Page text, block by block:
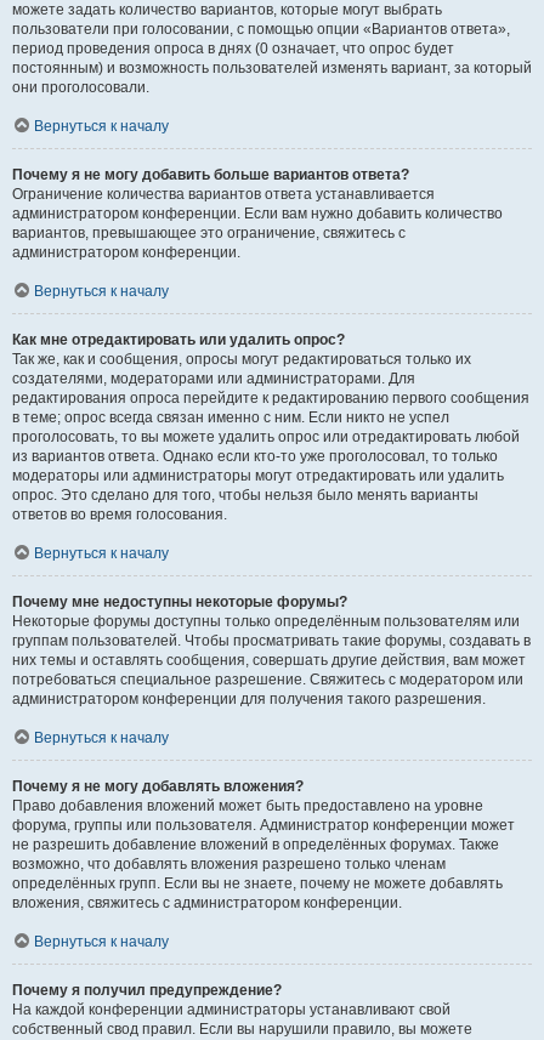
можете задать количество вариантов, которые могут выбрать
пользователи при голосовании, с помощью опции «Вариантов ответа»,
период проведения опроса в днях (0 означает, что опрос будет
постоянным) и возможность пользователей изменять вариант, за который
они проголосовали.
Вернуться к началу
Почему я не могу добавить больше вариантов ответа?
Ограничение количества вариантов ответа устанавливается
администратором конференции. Если вам нужно добавить количество
вариантов, превышающее это ограничение, свяжитесь с
администратором конференции.
Вернуться к началу
Как мне отредактировать или удалить опрос?
Так же, как и сообщения, опросы могут редактироваться только их
создателями, модераторами или администраторами. Для
редактирования опроса перейдите к редактированию первого сообщения
в теме; опрос всегда связан именно с ним. Если никто не успел
проголосовать, то вы можете удалить опрос или отредактировать любой
из вариантов ответа. Однако если кто-то уже проголосовал, то только
модераторы или администраторы могут отредактировать или удалить
опрос. Это сделано для того, чтобы нельзя было менять варианты
ответов во время голосования.
Вернуться к началу
Почему мне недоступны некоторые форумы?
Некоторые форумы доступны только определённым пользователям или
группам пользователей. Чтобы просматривать такие форумы, создавать в
них темы и оставлять сообщения, совершать другие действия, вам может
потребоваться специальное разрешение. Свяжитесь с модератором или
администратором конференции для получения такого разрешения.
Вернуться к началу
Почему я не могу добавлять вложения?
Право добавления вложений может быть предоставлено на уровне
форума, группы или пользователя. Администратор конференции может
не разрешить добавление вложений в определённых форумах. Также
возможно, что добавлять вложения разрешено только членам
определённых групп. Если вы не знаете, почему не можете добавлять
вложения, свяжитесь с администратором конференции.
Вернуться к началу
Почему я получил предупреждение?
На каждой конференции администраторы устанавливают свой
собственный свод правил. Если вы нарушили правило, вы можете